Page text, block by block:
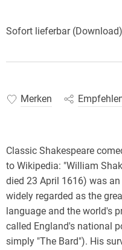
Sofort lieferbar (Download)
Merken
Classic Shakespeare
to Wikipedia: "William
died 23 April 1616) was
widely regarded as the
language and the world's
called England's national
simply "The Bard"). His